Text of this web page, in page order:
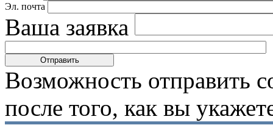
Эл. почта
Ваша заявка
Возможность отправить
после того, как вы